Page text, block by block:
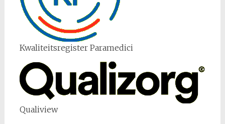
Kwaliteitsregister Paramedici
Qualiview